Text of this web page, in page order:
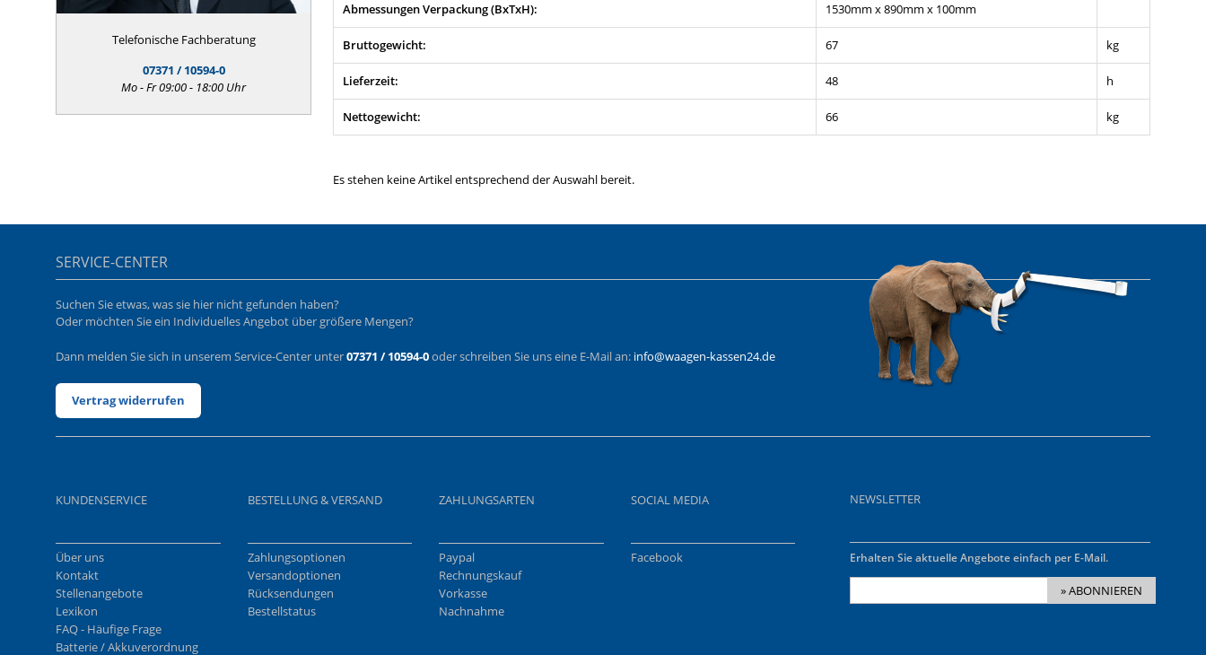
Telefonische Fachberatung
07371 / 10594-0
Mo - Fr 09:00 - 18:00 Uhr
Abmessungen Verpackung (BxTxH): 1530mm x 890mm x 100mm
Bruttogewicht: 67 kg
Lieferzeit: 48 h
Nettogewicht: 66 kg
Es stehen keine Artikel entsprechend der Auswahl bereit.
SERVICE-CENTER
Suchen Sie etwas, was sie hier nicht gefunden haben?
Oder möchten Sie ein Individuelles Angebot über größere Mengen?
Dann melden Sie sich in unserem Service-Center unter07371 / 10594-0oder schreiben Sie uns eine E-Mail an: info@waagen-kassen24.de
Vertrag widerrufen
KUNDENSERVICE
Über uns
Kontakt
Stellenangebote
Lexikon
FAQ - Häufige Frage
Batterie / Akkuverordnung
BESTELLUNG & VERSAND
Zahlungsoptionen
Versandoptionen
Rücksendungen
Bestellstatus
ZAHLUNGSARTEN
Paypal
Rechnungskauf
Vorkasse
Nachnahme
SOCIAL MEDIA
Facebook
NEWSLETTER
Erhalten Sie aktuelle Angebote einfach per E-Mail.
» ABONNIEREN